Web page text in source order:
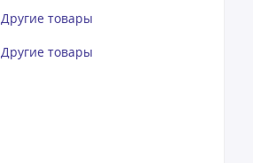
Другие товары
Другие товары